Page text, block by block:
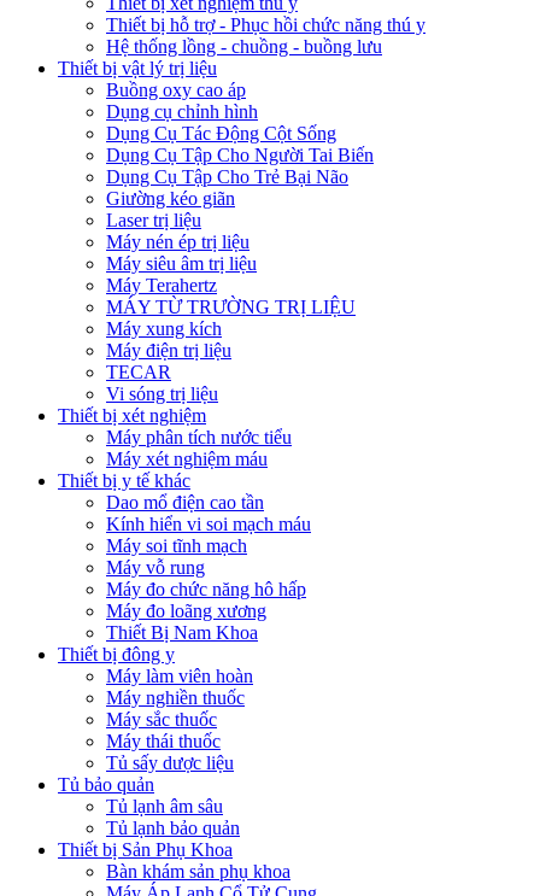
Thiết bị hỗ trợ - Phục hồi chức năng thú y
Hệ thống lồng - chuồng - buồng lưu
Thiết bị vật lý trị liệu
Buồng oxy cao áp
Dụng cụ chỉnh hình
Dụng Cụ Tác Động Cột Sống
Dụng Cụ Tập Cho Người Tai Biến
Dụng Cụ Tập Cho Trẻ Bại Não
Giường kéo giãn
Laser trị liệu
Máy nén ép trị liệu
Máy siêu âm trị liệu
Máy Terahertz
MÁY TỪ TRƯỜNG TRỊ LIỆU
Máy xung kích
Máy điện trị liệu
TECAR
Vi sóng trị liệu
Thiết bị xét nghiệm
Máy phân tích nước tiểu
Máy xét nghiệm máu
Thiết bị y tế khác
Dao mổ điện cao tần
Kính hiển vi soi mạch máu
Máy soi tĩnh mạch
Máy vỗ rung
Máy đo chức năng hô hấp
Máy đo loãng xương
Thiết Bị Nam Khoa
Thiết bị đông y
Máy làm viên hoàn
Máy nghiền thuốc
Máy sắc thuốc
Máy thái thuốc
Tủ sấy dược liệu
Tủ bảo quản
Tủ lạnh âm sâu
Tủ lạnh bảo quản
Thiết bị Sản Phụ Khoa
Bàn khám sản phụ khoa